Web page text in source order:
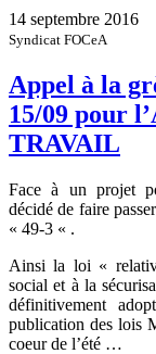
14 septembre 2016
Syndicat FOCeA
Appel à la
15/09 pour
TRAVAIL
Face à un projet
décidé de faire
« 49-3 « .
Ainsi la loi «
social et à la
définitivement
publication des lois
coeur de l’été …